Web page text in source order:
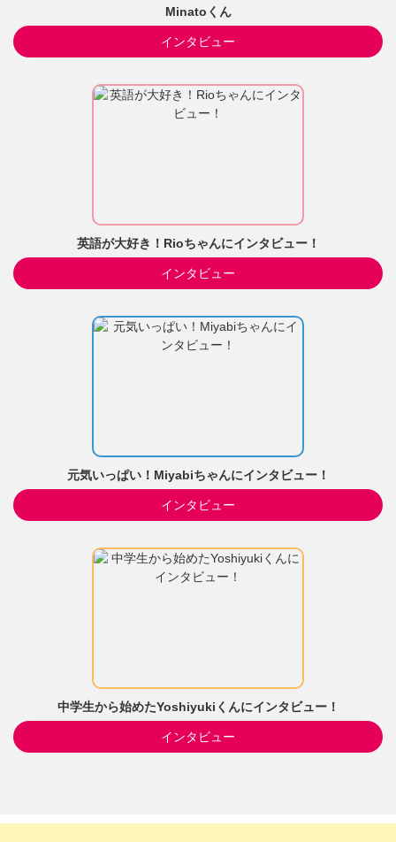
Minatoくん
インタビュー
英語が大好き！Rioちゃんにインタビュー！
インタビュー
元気いっぱい！Miyabiちゃんにインタビュー！
インタビュー
中学生から始めたYoshiyukiくんにインタビュー！
インタビュー